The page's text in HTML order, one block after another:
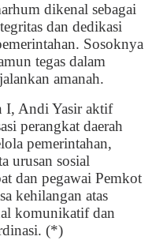
dikenal sebagai
dan dedikasi
Sosoknya
tegas dalam
amanah.
I, Andi Yasir aktif
perangkat daerah
pemerintahan,
urusan sosial
dan pegawai Pemkot
kehilangan atas
komunikatif dan
(*)